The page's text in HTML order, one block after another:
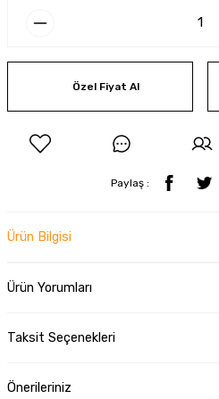
Özel Fiyat Al
Paylaş :
Ürün Bilgisi
Ürün Yorumları
Taksit Seçenekleri
Önerileriniz